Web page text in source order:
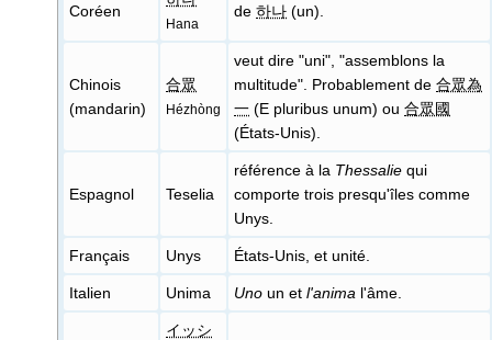
Coréen
Hana
de 하나 (un).
Chinois
(mandarin)
合眾
Hézhòng
veut dire "uni", "assemblons la
multitude". Probablement de 合眾為
一 (E pluribus unum) ou 合眾國
(États-Unis).
Espagnol Teselia
référence à la Thessalie qui
comporte trois presqu'îles comme
Unys.
Français Unys États-Unis, et unité.
Italien Unima Uno un et l'anima l'âme.
イッシ